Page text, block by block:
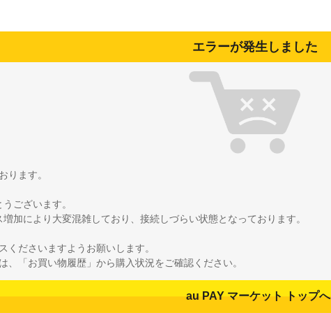
エラーが発生しました
ります。
ございます。
加により大変混雑しており、接続しづらい状態となっております。
ださいますようお願いします。
「お買い物履歴」から購入状況をご確認ください。
au PAY マーケット トップへ